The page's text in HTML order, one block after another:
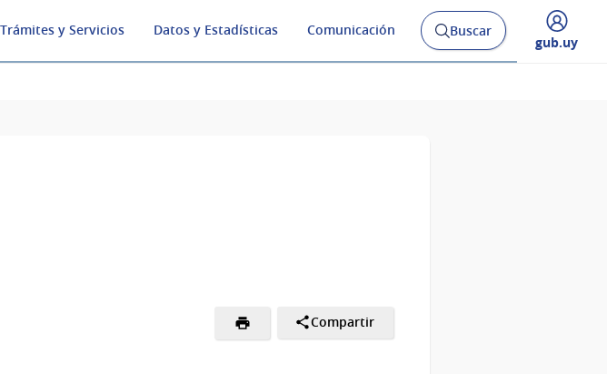
Trámites y Servicios Datos y Estadísticas Comunicación
Abrir
buscador
Buscar
Desplegar
gub.uy
Compartir